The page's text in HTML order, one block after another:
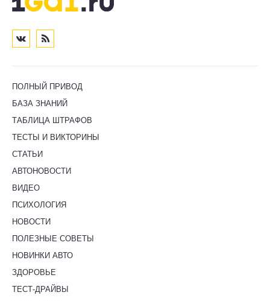
ПОЛНЫЙ ПРИВОД
БАЗА ЗНАНИЙ
ТАБЛИЦА ШТРАФОВ
ТЕСТЫ И ВИКТОРИНЫ
СТАТЬИ
АВТОНОВОСТИ
ВИДЕО
ПСИХОЛОГИЯ
НОВОСТИ
ПОЛЕЗНЫЕ СОВЕТЫ
НОВИНКИ АВТО
ЗДОРОВЬЕ
ТЕСТ-ДРАЙВЫ